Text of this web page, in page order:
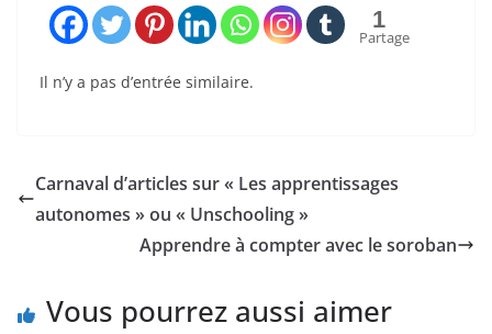
1
Partage
Il n’y a pas d’entrée similaire.
Carnaval d’articles sur « Les apprentissages
autonomes » ou « Unschooling »
Apprendre à compter avec le soroban
Vous pourrez aussi aimer